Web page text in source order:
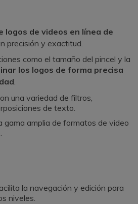
logos de videos en línea de
precisión y exactitud.
como el tamaño del pincel y la
los logos de forma precisa
.
una variedad de filtros,
de texto.
gama amplia de formatos de video
la navegación y edición para
niveles.